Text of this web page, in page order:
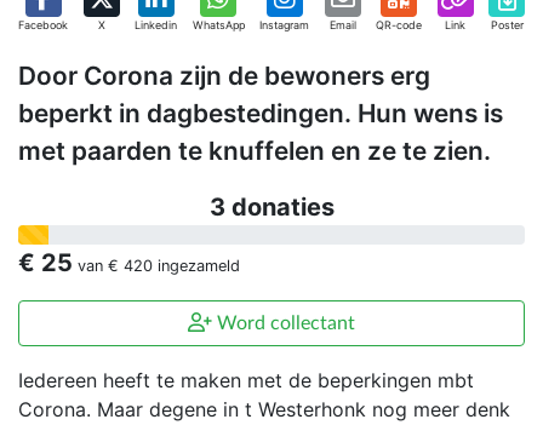
Facebook X Linkedin WhatsApp Instagram Email QR-code Link Poster
Door Corona zijn de bewoners erg
beperkt in dagbestedingen. Hun wens is
met paarden te knuffelen en ze te zien.
3 donaties
€ 25 van € 420 ingezameld
Word collectant
Iedereen heeft te maken met de beperkingen mbt
Corona. Maar degene in t Westerhonk nog meer denk